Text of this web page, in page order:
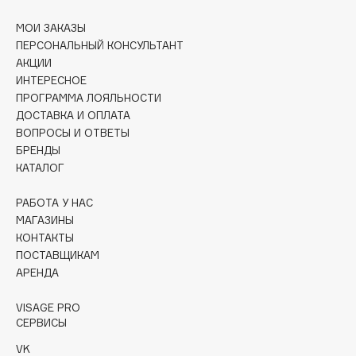
Collagenina
Consly
Corimo
CosRX
Cottolina
Crescina
Cunzite
D
d'Alba
DARLING*
Darphin
МОИ ЗАКАЗЫ
ПЕРСОНАЛЬНЫЙ КОНСУЛЬТАНТ
АКЦИИ
ИНТЕРЕСНОЕ
ПРОГРАММА ЛОЯЛЬНОСТИ
ДОСТАВКА И ОПЛАТА
ВОПРОСЫ И ОТВЕТЫ
БРЕНДЫ
КАТАЛОГ
РАБОТА У НАС
МАГАЗИНЫ
КОНТАКТЫ
ПОСТАВЩИКАМ
АРЕНДА
VISAGE PRO
СЕРВИСЫ
VK